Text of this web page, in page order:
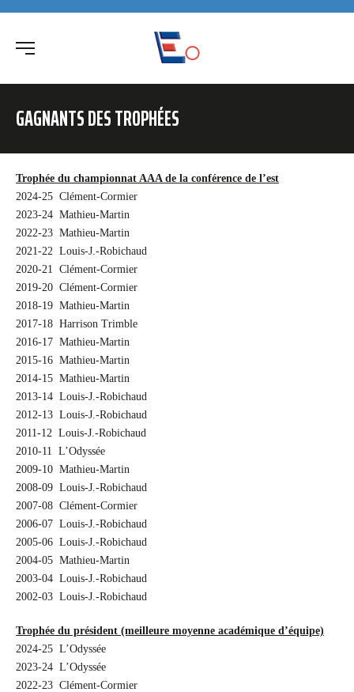
GAGNANTS DES TROPHÉES
Trophée du championnat AAA de la conférence de l’est
2024-25 Clément-Cormier
2023-24 Mathieu-Martin
2022-23 Mathieu-Martin
2021-22 Louis-J.-Robichaud
2020-21 Clément-Cormier
2019-20 Clément-Cormier
2018-19 Mathieu-Martin
2017-18 Harrison Trimble
2016-17 Mathieu-Martin
2015-16 Mathieu-Martin
2014-15 Mathieu-Martin
2013-14 Louis-J.-Robichaud
2012-13 Louis-J.-Robichaud
2011-12 Louis-J.-Robichaud
2010-11 L’Odyssée
2009-10 Mathieu-Martin
2008-09 Louis-J.-Robichaud
2007-08 Clément-Cormier
2006-07 Louis-J.-Robichaud
2005-06 Louis-J.-Robichaud
2004-05 Mathieu-Martin
2003-04 Louis-J.-Robichaud
2002-03 Louis-J.-Robichaud
Trophée du président (meilleure moyenne académique d’équipe)
2024-25 L’Odyssée
2023-24 L’Odyssée
2022-23 Clément-Cormier